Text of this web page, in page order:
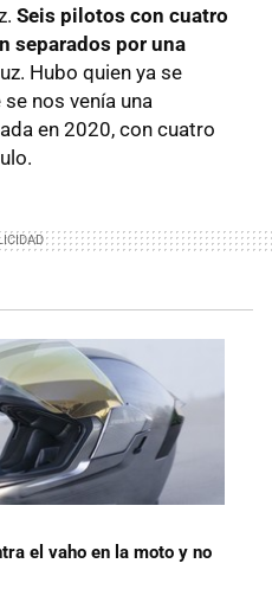
Seis pilotos con cuatro
separados por una
Hubo quien ya se
nos venía una
en 2020, con cuatro
el vaho en la moto y no